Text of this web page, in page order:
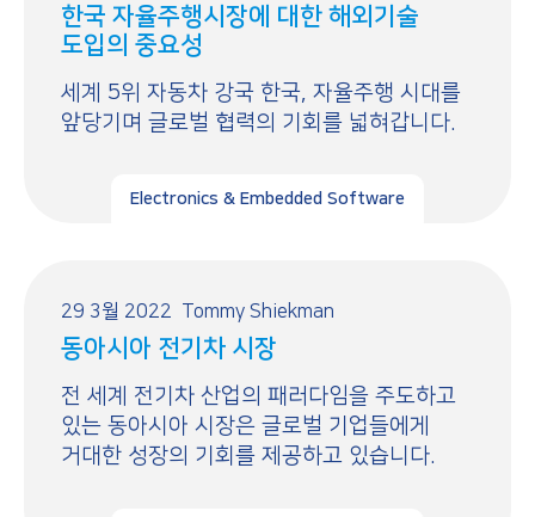
한국 자율주행시장에 대한 해외기술
도입의 중요성
세계 5위 자동차 강국 한국, 자율주행 시대를
앞당기며 글로벌 협력의 기회를 넓혀갑니다.
Electronics & Embedded Software
29 3월 2022 Tommy Shiekman
동아시아 전기차 시장
전 세계 전기차 산업의 패러다임을 주도하고
있는 동아시아 시장은 글로벌 기업들에게
거대한 성장의 기회를 제공하고 있습니다.